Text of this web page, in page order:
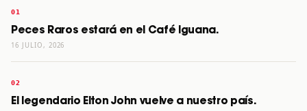
Peces Raros estará en el Café Iguana.
16 JULIO, 2026
El legendario Elton John vuelve a nuestro país.